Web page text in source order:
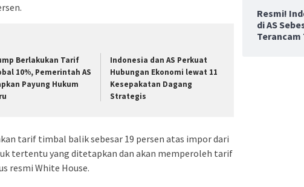
Berlakukan Tarif
10%, Pemerintah AS
Payung Hukum
Indonesia dan AS Perkuat
Hubungan Ekonomi lewat 11
Kesepakatan Dagang
Strategis
tarif timbal balik sebesar 19 persen atas impor dari
tertentu yang ditetapkan dan akan memperoleh tarif
resmi White House.
Resmi!
di AS
Terancam